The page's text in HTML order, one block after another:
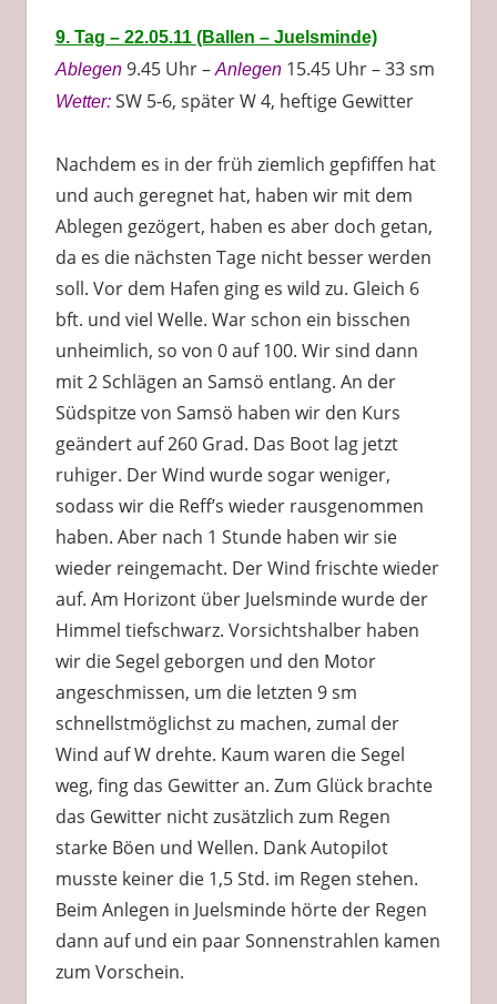
9. Tag – 22.05.11 (Ballen – Juelsminde)
Ablegen9.45 Uhr –Anlegen15.45 Uhr – 33 sm
Wetter:SW 5-6, später W 4, heftige Gewitter
Nachdem es in der früh ziemlich gepfiffen hat
und auch geregnet hat, haben wir mit dem
Ablegen gezögert, haben es aber doch getan,
da es die nächsten Tage nicht besser werden
soll. Vor dem Hafen ging es wild zu. Gleich 6
bft. und viel Welle. War schon ein bisschen
unheimlich, so von 0 auf 100. Wir sind dann
mit 2 Schlägen an Samsö entlang. An der
Südspitze von Samsö haben wir den Kurs
geändert auf 260 Grad. Das Boot lag jetzt
ruhiger. Der Wind wurde sogar weniger,
sodass wir die Reff’s wieder rausgenommen
haben. Aber nach 1 Stunde haben wir sie
wieder reingemacht. Der Wind frischte wieder
auf. Am Horizont über Juelsminde wurde der
Himmel tiefschwarz. Vorsichtshalber haben
wir die Segel geborgen und den Motor
angeschmissen, um die letzten 9 sm
schnellstmöglichst zu machen, zumal der
Wind auf W drehte. Kaum waren die Segel
weg, fing das Gewitter an. Zum Glück brachte
das Gewitter nicht zusätzlich zum Regen
starke Böen und Wellen. Dank Autopilot
musste keiner die 1,5 Std. im Regen stehen.
Beim Anlegen in Juelsminde hörte der Regen
dann auf und ein paar Sonnenstrahlen kamen
zum Vorschein.